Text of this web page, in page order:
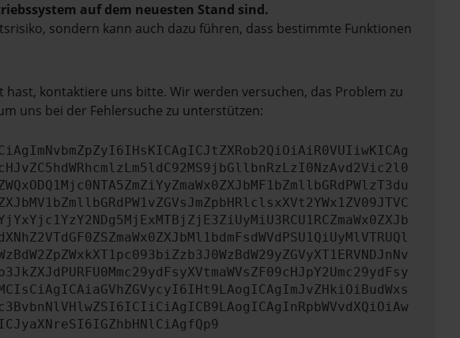
auf dem neuesten Stand sind.
sondern kann auch dazu führen, dass bestimmte Funktionen
kontaktiere uns bitte. Wir werden versuchen, das Problem zu
uns bei der Fehlersuche zu unterstützen: